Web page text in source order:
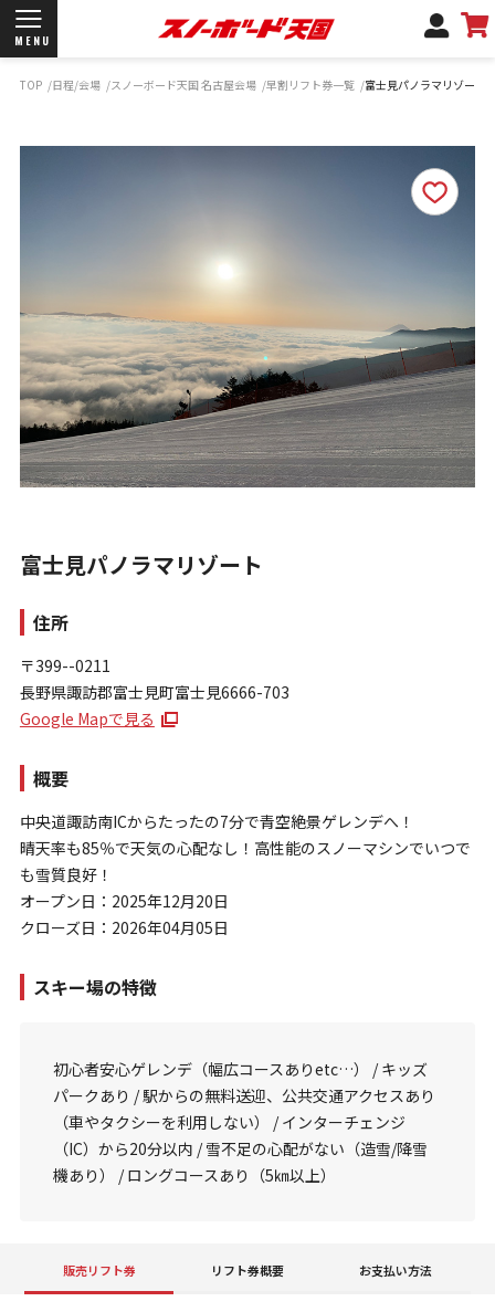
MENU
弊社名義の郵便について
新規会員登録
ログイン
お問い合わせ
特定商取引法に基づく表示
TOP 日程/会場 スノーボード天国 名古屋会場 早割リフト券一覧 富士見パノラマリゾート
富士見パノラマリゾート
住所
〒399--0211
長野県諏訪郡富士見町富士見6666-703
Google Mapで見る
概要
中央道諏訪南ICからたったの7分で青空絶景ゲレンデへ！
晴天率も85％で天気の心配なし！高性能のスノーマシンでいつで
も雪質良好！
オープン日：2025年12月20日
クローズ日：2026年04月05日
スキー場の特徴
初心者安心ゲレンデ（幅広コースありetc…） / キッズ
パークあり / 駅からの無料送迎、公共交通アクセスあり
（車やタクシーを利用しない） / インターチェンジ
（IC）から20分以内 / 雪不足の心配がない（造雪/降雪
機あり） / ロングコースあり（5㎞以上）
販売リフト券 リフト券概要 お支払い方法